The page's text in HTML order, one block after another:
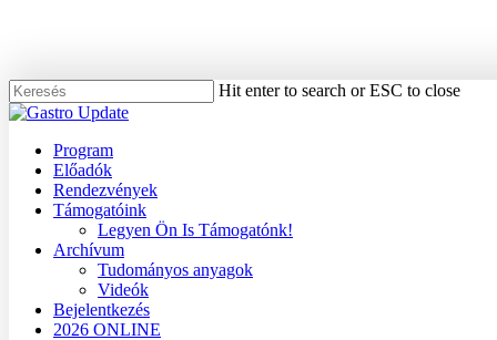
content
Hit enter to search or ESC to close
Close
Menu
Program
Előadók
Rendezvények
Támogatóink
Legyen Ön Is Támogatónk!
Archívum
Tudományos anyagok
Videók
Bejelentkezés
2026 ONLINE